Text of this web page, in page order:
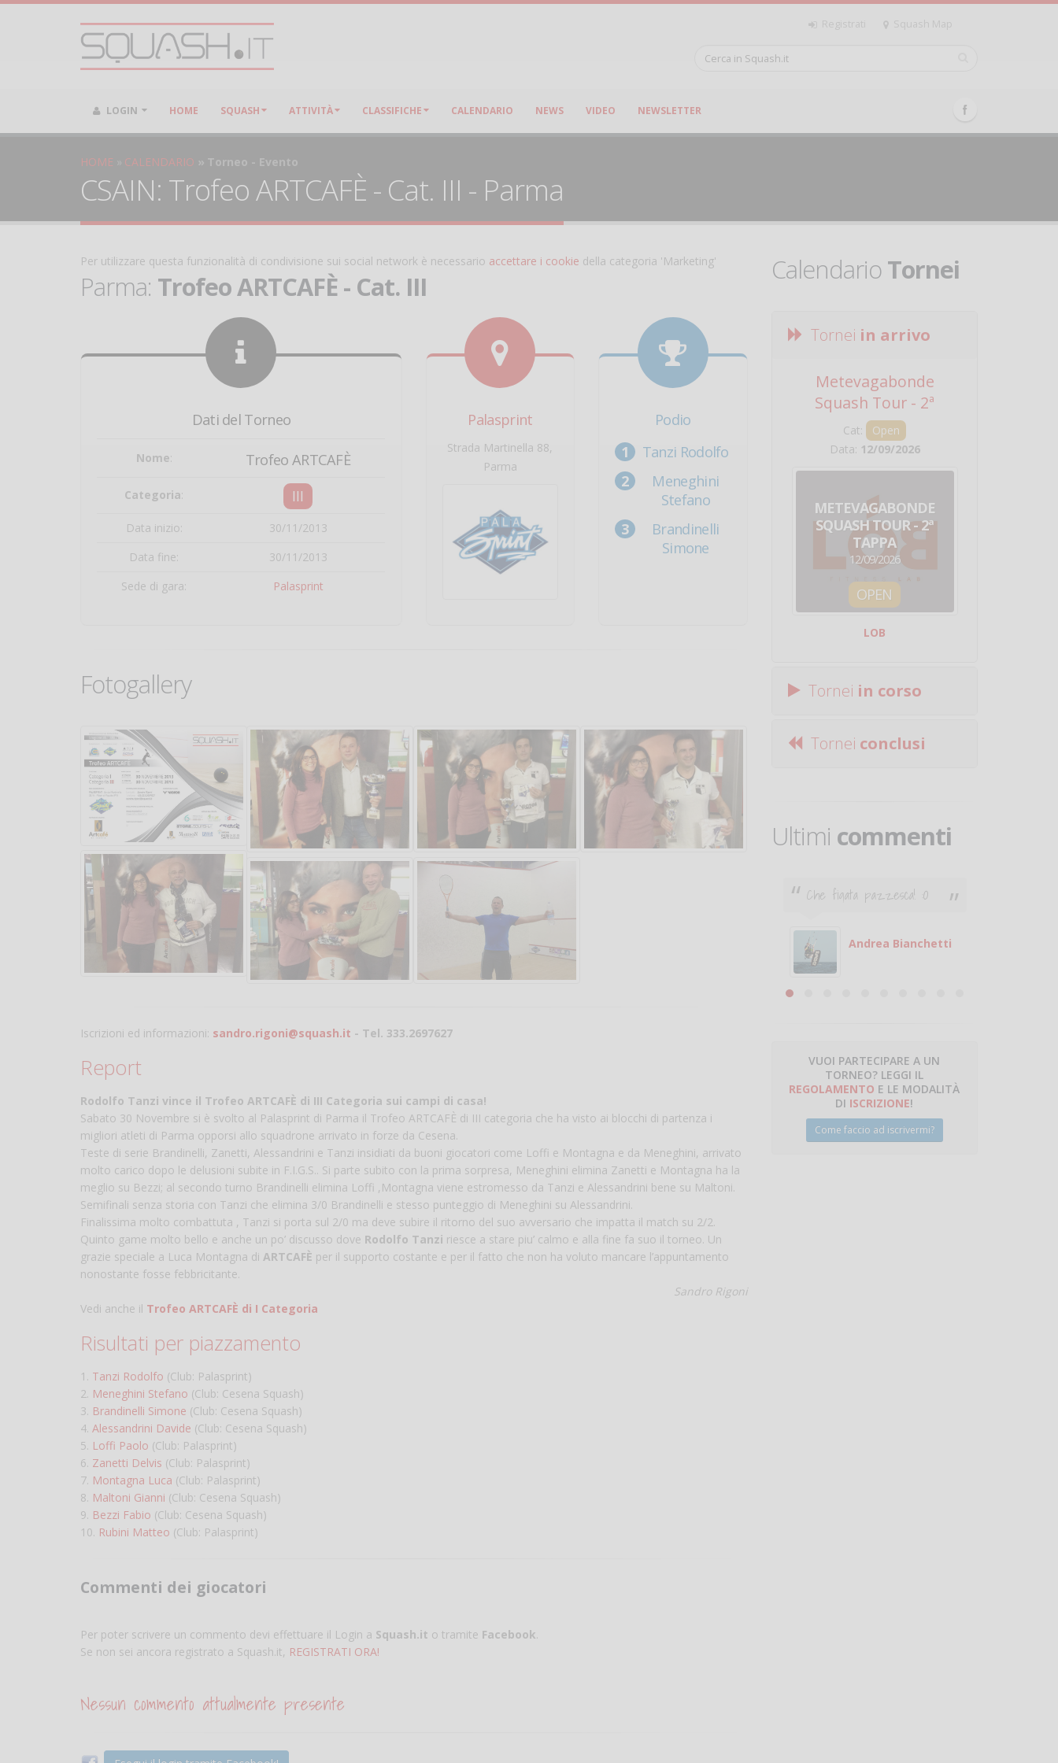
Registrati Squash Map
LOGIN HOME SQUASH ATTIVITÀ CLASSIFICHE CALENDARIO NEWS VIDEO NEWSLETTER
HOME CALENDARIO Torneo - Evento
CSAIN: Trofeo ARTCAFÈ - Cat. III - Parma
Per utilizzare questa funzionalità di condivisione sui social network è necessario accettare i cookie della categoria 'Marketing'
Parma: Trofeo ARTCAFÈ - Cat. III
Dati del Torneo
Nome: Trofeo ARTCAFÈ
Categoria: III
Data inizio:
30/11/2013
Data fine:
30/11/2013
Sede di gara:
Palasprint
Palasprint
Strada Martinella 88,
Parma
Podio
Tanzi Rodolfo
Meneghini
Stefano
Brandinelli
Simone
Fotogallery
Iscrizioni ed informazioni: sandro.rigoni@squash.it - Tel. 333.2697627
Report
Rodolfo Tanzi vince il Trofeo ARTCAFÈ di III Categoria sui campi di casa!
Sabato 30 Novembre si è svolto al Palasprint di Parma il Trofeo ARTCAFÈ di III categoria che ha visto ai blocchi di partenza i
migliori atleti di Parma opporsi allo squadrone arrivato in forze da Cesena.
Teste di serie Brandinelli, Zanetti, Alessandrini e Tanzi insidiati da buoni giocatori come Loffi e Montagna e da Meneghini, arrivato
molto carico dopo le delusioni subite in F.I.G.S.. Si parte subito con la prima sorpresa, Meneghini elimina Zanetti e Montagna ha la
meglio su Bezzi; al secondo turno Brandinelli elimina Loffi ,Montagna viene estromesso da Tanzi e Alessandrini bene su Maltoni.
Semifinali senza storia con Tanzi che elimina 3/0 Brandinelli e stesso punteggio di Meneghini su Alessandrini.
Finalissima molto combattuta , Tanzi si porta sul 2/0 ma deve subire il ritorno del suo avversario che impatta il match su 2/2.
Quinto game molto bello e anche un po’ discusso dove Rodolfo Tanzi riesce a stare piu’ calmo e alla fine fa suo il torneo. Un
grazie speciale a Luca Montagna di ARTCAFÈ per il supporto costante e per il fatto che non ha voluto mancare l’appuntamento
nonostante fosse febbricitante.
Sandro Rigoni
Vedi anche il Trofeo ARTCAFÈ di I Categoria
Risultati per piazzamento
1. Tanzi Rodolfo (Club: Palasprint)
2. Meneghini Stefano (Club: Cesena Squash)
3. Brandinelli Simone (Club: Cesena Squash)
4. Alessandrini Davide (Club: Cesena Squash)
5. Loffi Paolo (Club: Palasprint)
6. Zanetti Delvis (Club: Palasprint)
7. Montagna Luca (Club: Palasprint)
8. Maltoni Gianni (Club: Cesena Squash)
9. Bezzi Fabio (Club: Cesena Squash)
10. Rubini Matteo (Club: Palasprint)
Commenti dei giocatori
Per poter scrivere un commento devi effettuare il Login a Squash.it o tramite Facebook.
Se non sei ancora registrato a Squash.it, REGISTRATI ORA!
Nessun commento attualmente presente
CalendarioTornei
Tornei in arrivo
Metevagabonde
Squash Tour - 2ª
Tappa
Cat:
Open
Data: 12/09/2026
METEVAGABONDE
SQUASH TOUR - 2ª
TAPPA
12/09/2026
OPEN
LOB
Tornei in corso
Tornei conclusi
Ultimi commenti
Che figata pazzesca! :O
Andrea Bianchetti
VUOI PARTECIPARE A UN
TORNEO? LEGGI IL
REGOLAMENTO E LE MODALITÀ
DI ISCRIZIONE!
Come faccio ad iscrivermi?